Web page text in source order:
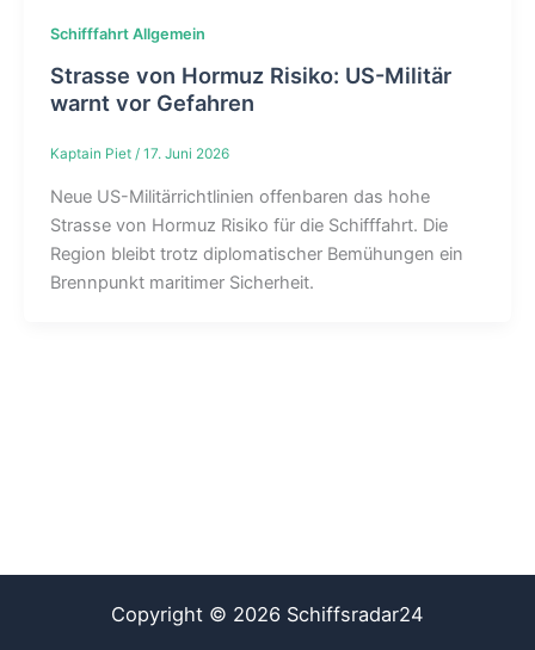
Schifffahrt Allgemein
Strasse von Hormuz Risiko: US-Militär
warnt vor Gefahren
Kaptain Piet / 17. Juni 2026
Neue US-Militärrichtlinien offenbaren das hohe
Strasse von Hormuz Risiko für die Schifffahrt. Die
Region bleibt trotz diplomatischer Bemühungen ein
Brennpunkt maritimer Sicherheit.
Copyright © 2026 Schiffsradar24